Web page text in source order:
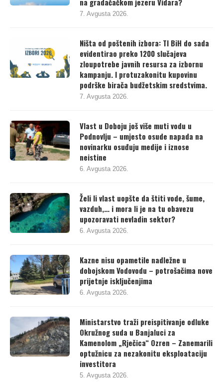
7. Avgusta 2026.
Ništa od poštenih izbora: TI BiH do sada
evidentirao preko 1200 slučajeva
zloupotrebe javnih resursa za izbornu
kampanju. I protuzakonitu kupovinu
podrške birača budžetskim sredstvima.
7. Avgusta 2026.
Vlast u Doboju još više muti vodu u
Podnovlju – umjesto osude napada na
novinarku osuđuju medije i iznose
neistine
6. Avgusta 2026.
Želi li vlast uopšte da štiti vode, šume,
vazduh,… i mora li je na tu obavezu
upozoravati nevladin sektor?
6. Avgusta 2026.
Kazne nisu opametile nadležne u
dobojskom Vodovodu – potrošačima nove
prijetnje isključenjima
6. Avgusta 2026.
Ministarstvo traži preispitivanje odluke
Okružnog suda u Banjaluci za
Kamenolom „Rječica“ Ozren – Zanemarili
optužnicu za nezakonitu eksploataciju
investitora
5. Avgusta 2026.